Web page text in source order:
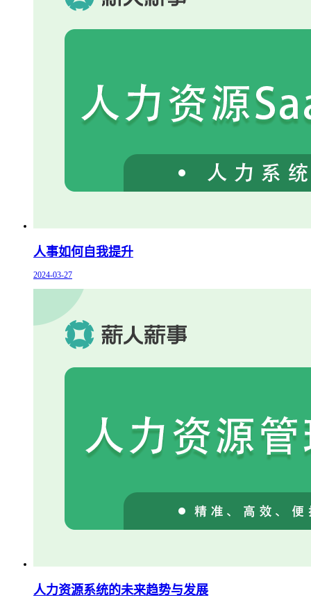
人事如何自我提升
2024-03-27
人力资源系统的未来趋势与发展